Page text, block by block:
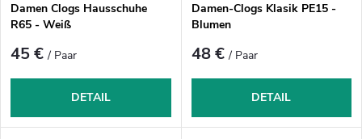
Damen Clogs Hausschuhe
R65 - Weiß
45 €/ Paar
DETAIL
Damen-Clogs Klasik PE15 -
Blumen
48 €/ Paar
DETAIL